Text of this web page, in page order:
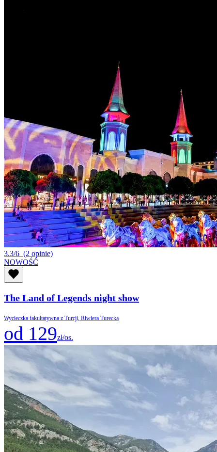
3.3/6 (2 opinie)
NOWOŚĆ
The Land of Legends night show
Wycieczka fakultatywna z Turcji, Riwiera Turecka
od 129zł/os.